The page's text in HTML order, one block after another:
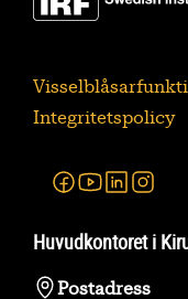
Integritetspolicy
Facebook
Youtube
Huvudkontoret i
Postadress